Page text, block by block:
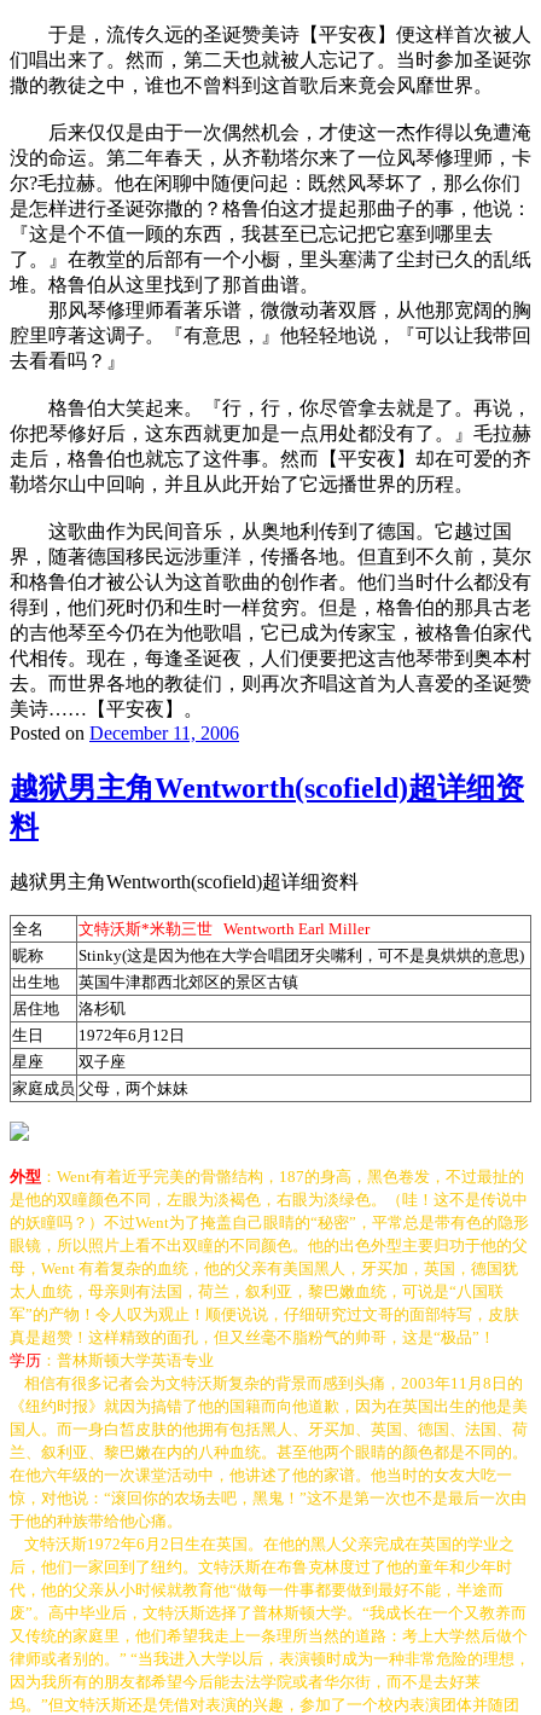
于是，流传久远的圣诞赞美诗【平安夜】便这样首次被人
们唱出来了。然而，第二天也就被人忘记了。当时参加圣诞弥
撒的教徒之中，谁也不曾料到这首歌后来竟会风靡世界。
后来仅仅是由于一次偶然机会，才使这一杰作得以免遭淹
没的命运。第二年春天，从齐勒塔尔来了一位风琴修理师，卡
尔?毛拉赫。他在闲聊中随便问起：既然风琴坏了，那么你们
是怎样进行圣诞弥撒的？格鲁伯这才提起那曲子的事，他说：
『这是个不值一顾的东西，我甚至已忘记把它塞到哪里去
了。』在教堂的后部有一个小橱，里头塞满了尘封已久的乱纸
堆。格鲁伯从这里找到了那首曲谱。
那风琴修理师看著乐谱，微微动著双唇，从他那宽阔的胸
腔里哼著这调子。『有意思，』他轻轻地说，『可以让我带回
去看看吗？』
格鲁伯大笑起来。『行，行，你尽管拿去就是了。再说，
你把琴修好后，这东西就更加是一点用处都没有了。』毛拉赫
走后，格鲁伯也就忘了这件事。然而【平安夜】却在可爱的齐
勒塔尔山中回响，并且从此开始了它远播世界的历程。
这歌曲作为民间音乐，从奥地利传到了德国。它越过国
界，随著德国移民远涉重洋，传播各地。但直到不久前，莫尔
和格鲁伯才被公认为这首歌曲的创作者。他们当时什么都没有
得到，他们死时仍和生时一样贫穷。但是，格鲁伯的那具古老
的吉他琴至今仍在为他歌唱，它已成为传家宝，被格鲁伯家代
代相传。现在，每逢圣诞夜，人们便要把这吉他琴带到奥本村
去。而世界各地的教徒们，则再次齐唱这首为人喜爱的圣诞赞
美诗……【平安夜】。
Posted on December 11, 2006
越狱男主角Wentworth(scofield)超详细资
料
越狱男主角Wentworth(scofield)超详细资料
全名 文特沃斯*米勒三世 Wentworth Earl Miller
昵称
Stinky(这是因为他在大学合唱团牙尖嘴利，可不是臭烘烘的意思)
出生地
英国牛津郡西北郊区的景区古镇
居住地
洛杉矶
生日
1972年6月12日
星座
双子座
家庭成员 父母，两个妹妹
外型 ： Went有着近乎完美的骨骼结构，187的身高，黑色卷发，不过最扯的
是他的双瞳颜色不同，左眼为淡褐色，右眼为淡绿色。（哇！这不是传说中
的妖瞳吗？）不过Went为了掩盖自己眼睛的“秘密”，平常总是带有色的隐形
眼镜，所以照片上看不出双瞳的不同颜色。他的出色外型主要归功于他的父
母，Went 有着复杂的血统，他的父亲有美国黑人，牙买加，英国，德国犹
太人血统，母亲则有法国，荷兰，叙利亚，黎巴嫩血统，可说是“八国联
军”的产物！令人叹为观止！顺便说说，仔细研究过文哥的面部特写，皮肤
真是超赞！这样精致的面孔，但又丝毫不脂粉气的帅哥，这是“极品”！
学历 ：普林斯顿大学英语专业
相信有很多记者会为文特沃斯复杂的背景而感到头痛， 2003年11月8日的
《纽约时报》就因为搞错了他的国籍而向他道歉，因为在英国出生的他是美
国人。而一身白皙皮肤的他拥有包括黑人、牙买加、英国、德国、法国、荷
兰、叙利亚、黎巴嫩在内的八种血统。甚至他两个眼睛的颜色都是不同的。
在他六年级的一次课堂活动中，他讲述了他的家谱。他当时的女友大吃一
惊，对他说：“滚回你的农场去吧，黑鬼！”这不是第一次也不是最后一次由
于他的种族带给他心痛。
文特沃斯1972年6月2日生在英国。在他的黑人父亲完成在英国的学业之
后，他们一家回到了纽约。文特沃斯在布鲁克林度过了他的童年和少年时
代，他的父亲从小时候就教育他“做每一件事都要做到最好不能，半途而
废”。高中毕业后，文特沃斯选择了普林斯顿大学。“我成长在一个又教养而
又传统的家庭里，他们希望我走上一条理所当然的道路：考上大学然后做个
律师或者别的。” “当我进入大学以后，表演顿时成为一种非常危险的理想，
因为我所有的朋友都希望今后能去法学院或者华尔街，而不是去好莱
坞。”但文特沃斯还是凭借对表演的兴趣，参加了一个校内表演团体并随团